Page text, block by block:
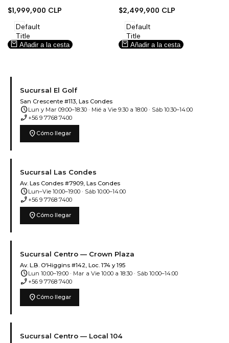
Precio
venta
$1,999,900 CLP
Default
Title
Añadir a la cesta
Precio
venta
$2,499,900 CLP
Default
Title
Añadir a la cesta
Sucursal El Golf
San Crescente #113, Las Condes
scheduleLun y Mar 09:00–18:30 · Mié a Vie 9:30 a 18:00 · Sáb 10:30–14:00
phone_enabled +56 9 7768 7400
location_on Cómo llegar
Sucursal Las Condes
Av. Las Condes #7909, Las Condes
scheduleLun–Vie 10:00–19:00 · Sáb 10:00–14:00
phone_enabled +56 9 7768 7400
location_on Cómo llegar
Sucursal Centro — Crown Plaza
Av. L.B. O'Higgins #142, Loc. 174 y 195
scheduleLun 10:00–19:00 · Mar a Vie 10:00 a 18:30 · Sáb 10:00–14:00
phone_enabled +56 9 7768 7400
location_on Cómo llegar
Sucursal Centro — Local 104